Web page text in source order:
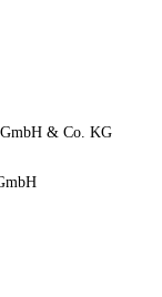
& Co. KG